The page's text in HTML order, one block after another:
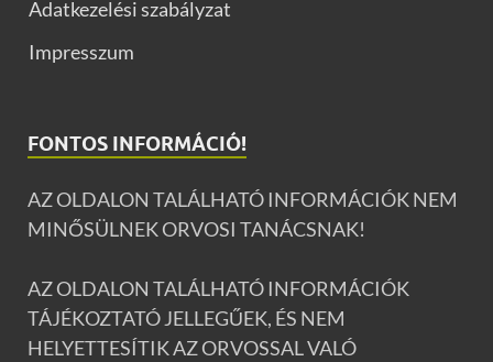
Adatkezelési szabályzat
Impresszum
FONTOS INFORMÁCIÓ!
AZ OLDALON TALÁLHATÓ INFORMÁCIÓK NEM
MINŐSÜLNEK ORVOSI TANÁCSNAK!
AZ OLDALON TALÁLHATÓ INFORMÁCIÓK
TÁJÉKOZTATÓ JELLEGŰEK, ÉS NEM
HELYETTESÍTIK AZ ORVOSSAL VALÓ